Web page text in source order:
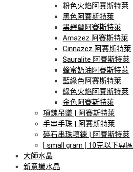
粉色火焰阿賽斯特萊
黑色阿賽斯特萊
黑碧璽阿賽斯特萊
Amazez 阿賽斯特萊
Cinnazez 阿賽斯特萊
Sauralite 阿賽斯特萊
蜂蜜奶油阿賽斯特萊
藍綠色阿賽斯特萊
綠色火焰阿賽斯特萊
金色阿賽斯特萊
項鍊吊墜 | 阿賽斯特萊
手串手珠 | 阿賽斯特萊
碎石串珠項鍊 | 阿賽斯特萊
[ small gram ] 10克以下專區
大師水晶
新意識水晶